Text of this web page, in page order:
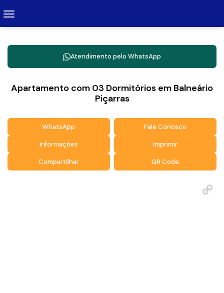
Atendimento pelo WhatsApp
Apartamento com 03 Dormitórios em Balneário
Piçarras
WhatsApp Fale Conosco
Informações Imprimir
Compartilhar QR Code